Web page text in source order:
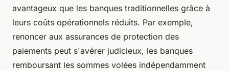
avantageux que les banques traditionnelles grâce à
leurs coûts opérationnels réduits. Par exemple,
renoncer aux assurances de protection des
paiements peut s'avérer judicieux, les banques
remboursant les sommes volées indépendamment